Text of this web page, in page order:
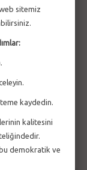
Programı
1. Çağrısı
sitemiz
kaydedin.
kalitesini
demokratik ve